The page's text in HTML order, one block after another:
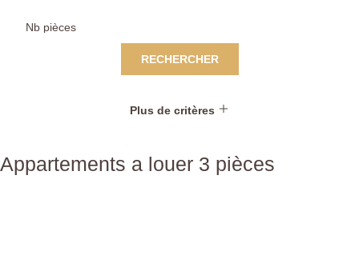
RECHERCHER
Plus de critères
Appartements a louer 3 pièces